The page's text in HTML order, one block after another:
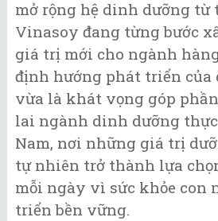
mở rộng hệ dinh dưỡng từ
Vinasoy đang từng bước
giá trị mới cho ngành
định hướng phát triển của
vừa là khát vọng góp
lai ngành dinh dưỡng
Nam, nơi những giá trị
tự nhiên trở thành lựa
mỗi ngày vì sức khỏe con
triển bền vững.